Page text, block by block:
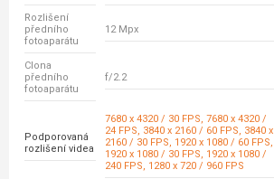
Rozlišení
předního
fotoaparátu
12 Mpx
Clona
předního
fotoaparátu
f/2.2
Podporovaná
rozlišení videa
7680 x 4320 / 30 FPS, 7680 x 4320 /
24 FPS, 3840 x 2160 / 60 FPS, 3840 x
2160 / 30 FPS, 1920 x 1080 / 60 FPS,
1920 x 1080 / 30 FPS, 1920 x 1080 /
240 FPS, 1280 x 720 / 960 FPS